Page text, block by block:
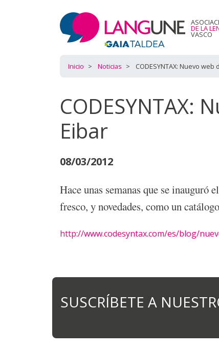
DE LA
VASCO
Inicio Noticias CODESYNTAX: Nuevo
CODESYNTAX:
Eibar
08/03/2012
Hace unas semanas que se inauguró
fresco, y novedades, como un
http://www.codesyntax.com/es/blog/
SUSCRÍBETE A